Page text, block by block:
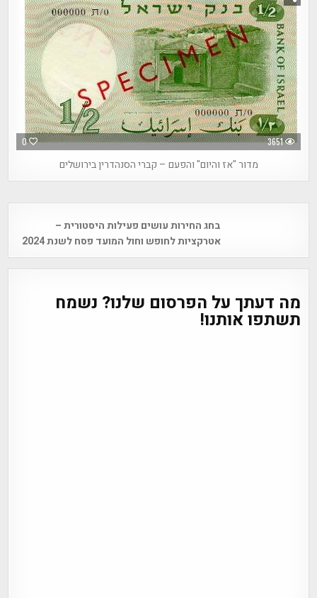
0 3651
מדור "אז והיום" והפעם – קברי הסנהדרין בירושלים
navigationבחג החירות עושים פעילות היסטורית –
אטרקציות לחופש וחול המועד פסח לשנת 2024
מה דעתך על הפרסום שלנו? נשמח
תשתפו אותנו!